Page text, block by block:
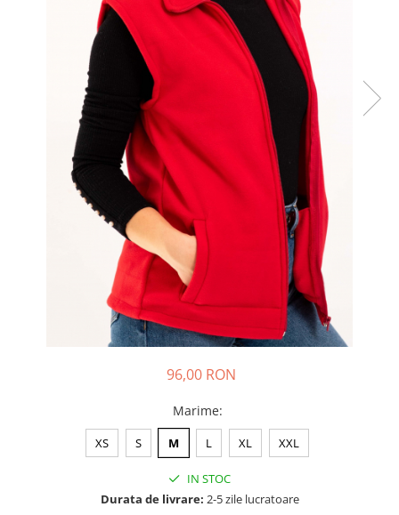
96,00 RON
Marime:
XS S M L XL XXL
IN STOC
Durata de livrare: 2-5 zile lucratoare